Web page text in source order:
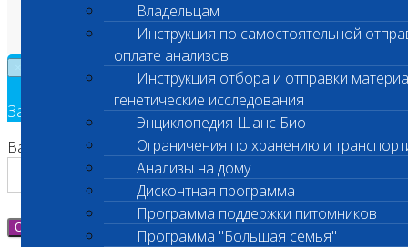
Владельцам
Инструкция по самостоятельной
оплате анализов
Инструкция отбора и отправки
генетические исследования
Энциклопедия Шанс Био
Ограничения по хранению и
Анализы на дому
Дисконтная программа
Программа поддержки питомников
Программа "Большая семья"
Техническая поддержка
Заявка на обратный звонок
Ваш номер телефона
Отправить